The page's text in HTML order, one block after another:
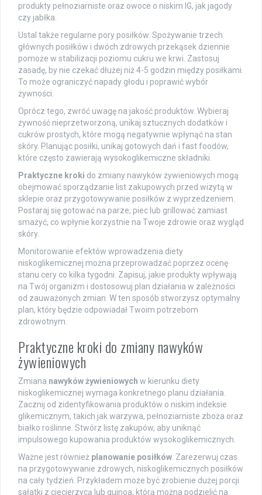
produkty pełnoziarniste oraz owoce o niskim IG, jak jagody
czy jabłka.
Ustal także regularne pory posiłków. Spożywanie trzech
głównych posiłków i dwóch zdrowych przekąsek dziennie
pomoże w stabilizacji poziomu cukru we krwi. Zastosuj
zasadę, by nie czekać dłużej niż 4-5 godzin między posiłkami.
To może ograniczyć napady głodu i poprawić wybór
żywności.
Oprócz tego, zwróć uwagę na jakość produktów. Wybieraj
żywność nieprzetworzoną, unikaj sztucznych dodatków i
cukrów prostych, które mogą negatywnie wpłynąć na stan
skóry. Planując posiłki, unikaj gotowych dań i fast foodów,
które często zawierają wysokoglikemiczne składniki.
Praktyczne kroki do zmiany nawyków żywieniowych mogą
obejmować sporządzanie list zakupowych przed wizytą w
sklepie oraz przygotowywanie posiłków z wyprzedzeniem.
Postaraj się gotować na parze, piec lub grillować zamiast
smażyć, co wpłynie korzystnie na Twoje zdrowie oraz wygląd
skóry.
Monitorowanie efektów wprowadzenia diety
niskoglikemicznej można przeprowadzać poprzez ocenę
stanu cery co kilka tygodni. Zapisuj, jakie produkty wpływają
na Twój organizm i dostosowuj plan działania w zależności
od zauważonych zmian. W ten sposób stworzysz optymalny
plan, który będzie odpowiadał Twoim potrzebom
zdrowotnym.
Praktyczne kroki do zmiany nawyków
żywieniowych
Zmiana nawyków żywieniowych w kierunku diety
niskoglikemicznej wymaga konkretnego planu działania.
Zacznij od zidentyfikowania produktów o niskim indeksie
glikemicznym, takich jak warzywa, pełnoziarniste zboża oraz
białko roślinne. Stwórz listę zakupów, aby uniknąć
impulsowego kupowania produktów wysokoglikemicznych.
Ważne jest również planowanie posiłków . Zarezerwuj czas
na przygotowywanie zdrowych, niskoglikemicznych posiłków
na cały tydzień. Przykładem może być zrobienie dużej porcji
sałatki z ciecierzycą lub quinoa, którą można podzielić na